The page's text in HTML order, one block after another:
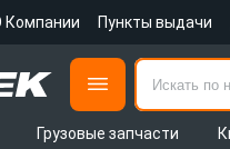
Компании Пункты выдачи
Грузовые запчасти